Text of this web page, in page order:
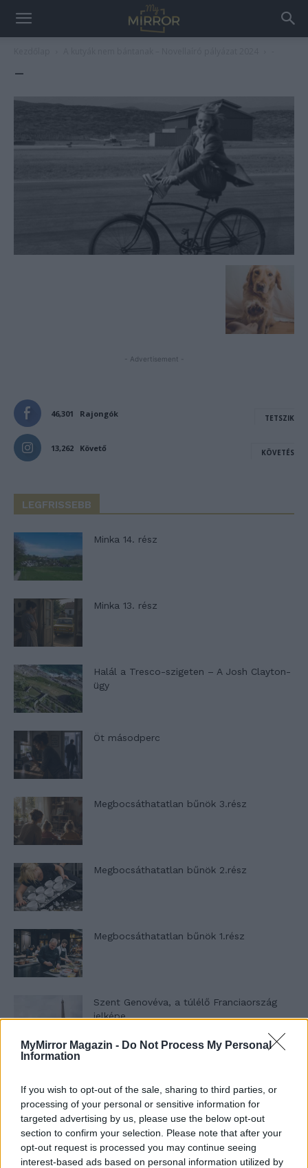
MyMirror Magazin - Do Not Process My Personal
Information
If you wish to opt-out of the sale, sharing to third parties, or
processing of your personal or sensitive information for
targeted advertising by us, please use the below opt-out
section to confirm your selection. Please note that after your
opt-out request is processed you may continue seeing
interest-based ads based on personal information utilized by
–
- Advertisement -
46,301 Rajongók TETSZIK
13,262 Követő KÖVETÉS
LEGFRISSEBB
Minka 14. rész
Minka 13. rész
Halál a Tresco-szigeten – A Josh Clayton-
ügy
Öt másodperc
Megbocsáthatatlan bűnök 3.rész
Megbocsáthatatlan bűnök 2.rész
Megbocsáthatatlan bűnök 1.rész
Szent Genovéva, a túlélő Franciaország
jelképe
Minka 11. rész